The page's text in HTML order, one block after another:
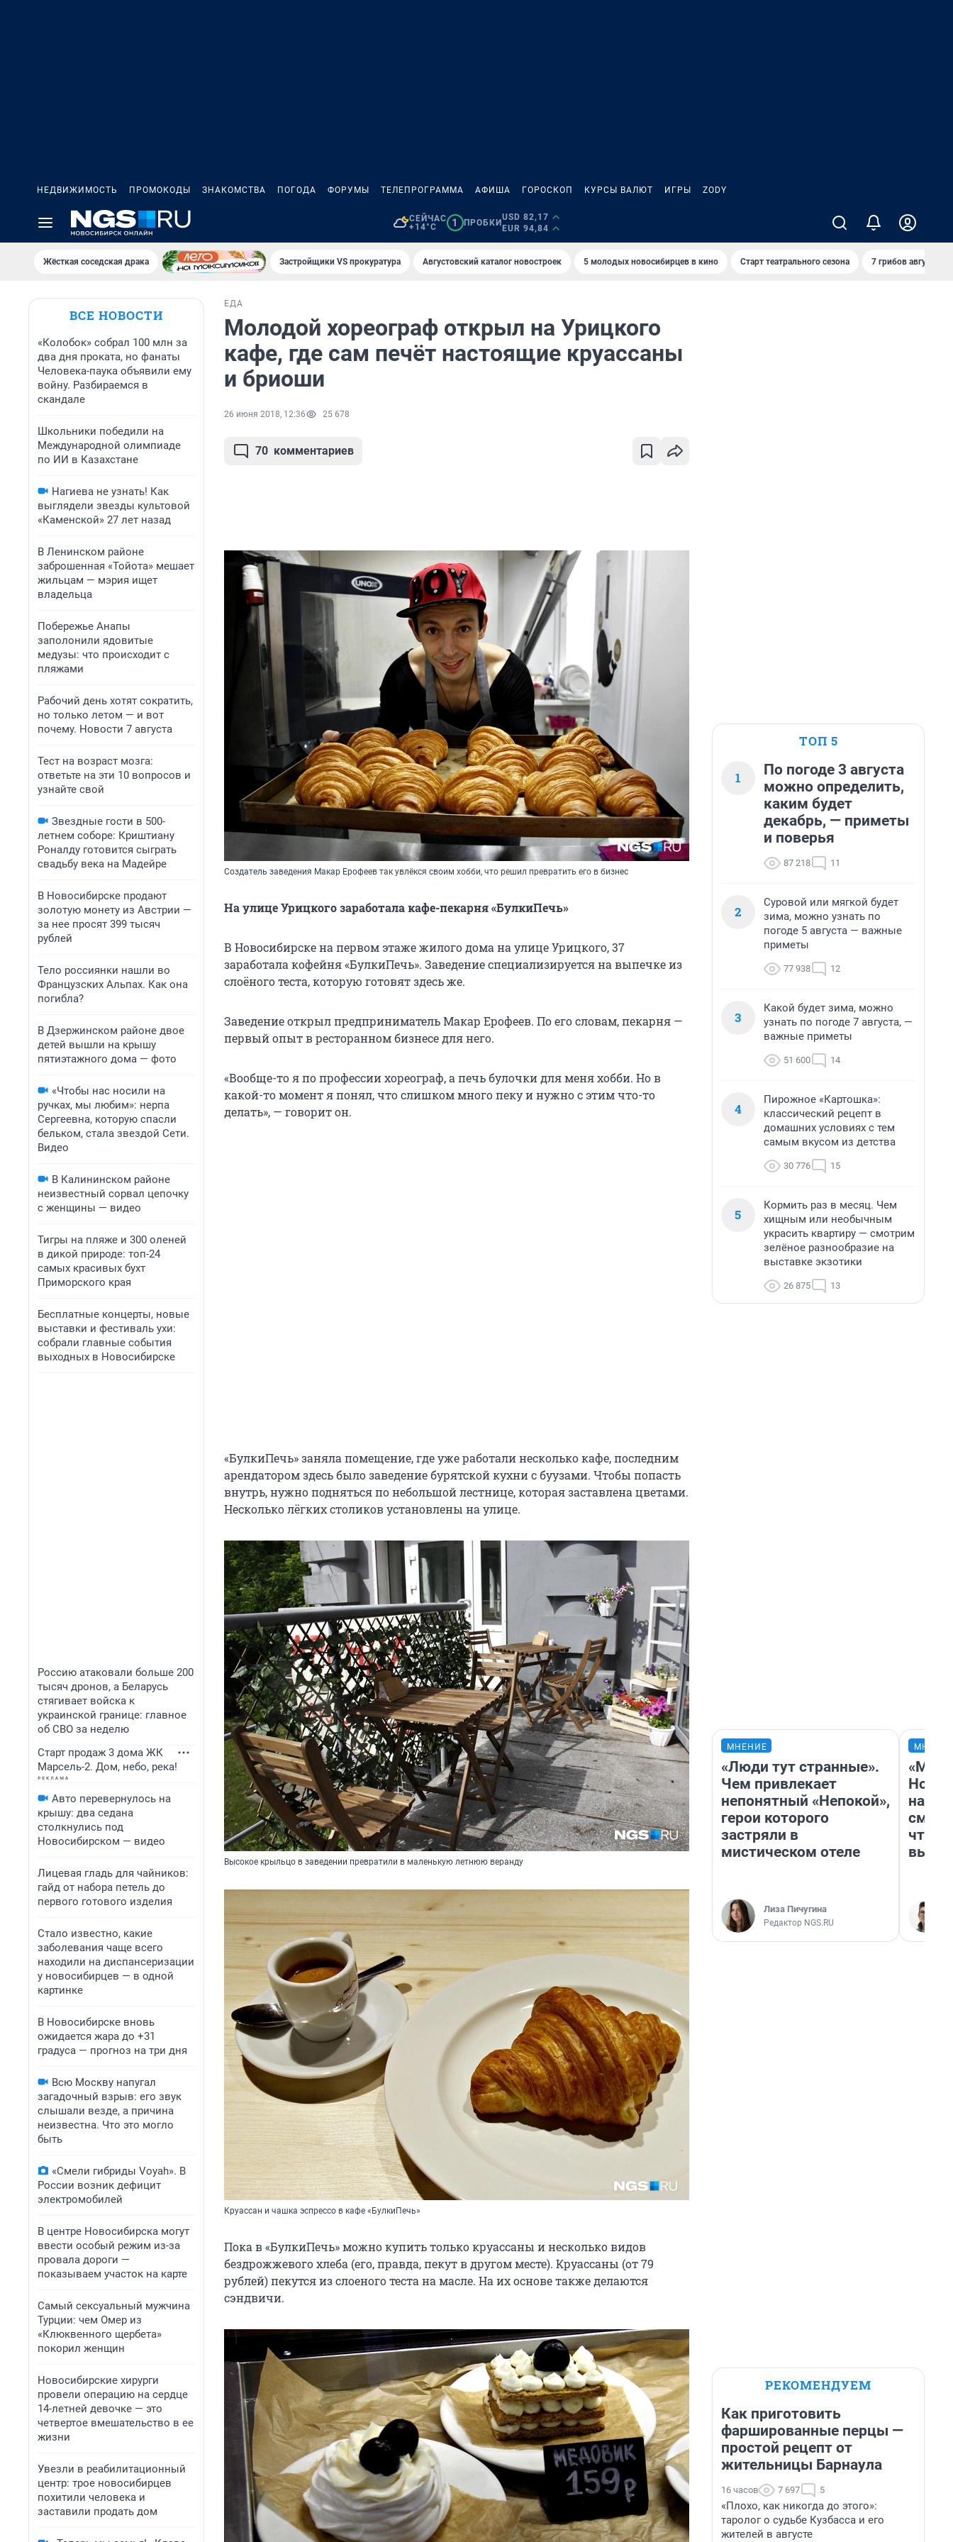
НЕДВИЖИМОСТЬ ПРОМОКОДЫ ЗНАКОМСТВА ПОГОДА ФОРУМЫ ТЕЛЕПРОГРАММА АФИША ГОРОСКОП КУРСЫ ВАЛЮТ ИГРЫ ZODY
СЕЙЧАС
+14°C
1 ПРОБКИ
USD 82,17
EUR 94,84
Жёсткая соседская драка Застройщики VS прокуратура Августовский каталог новостроек 5 молодых новосибирцев в кино Старт театрального сезона 7 грибов августа
ВСЕ НОВОСТИ
«Колобок» собрал 100 млн за
два дня проката, но фанаты
Человека-паука объявили ему
войну. Разбираемся в
скандале
Школьники победили на
Международной олимпиаде
по ИИ в Казахстане
Нагиева не узнать! Как
выглядели звезды культовой
«Каменской» 27 лет назад
В Ленинском районе
заброшенная «Тойота» мешает
жильцам — мэрия ищет
владельца
Побережье Анапы
заполонили ядовитые
медузы: что происходит с
пляжами
Рабочий день хотят сократить,
но только летом — и вот
почему. Новости 7 августа
Тест на возраст мозга:
ответьте на эти 10 вопросов и
узнайте свой
Звездные гости в 500-
летнем соборе: Криштиану
Роналду готовится сыграть
свадьбу века на Мадейре
В Новосибирске продают
золотую монету из Австрии —
за нее просят 399 тысяч
рублей
Тело россиянки нашли во
Французских Альпах. Как она
погибла?
В Дзержинском районе двое
детей вышли на крышу
пятиэтажного дома — фото
«Чтобы нас носили на
ручках, мы любим»: нерпа
Сергеевна, которую спасли
бельком, стала звездой Сети.
Видео
В Калининском районе
неизвестный сорвал цепочку
с женщины — видео
Тигры на пляже и 300 оленей
в дикой природе: топ-24
самых красивых бухт
Приморского края
Бесплатные концерты, новые
выставки и фестиваль ухи:
собрали главные события
выходных в Новосибирске
Россию атаковали больше 200
тысяч дронов, а Беларусь
стягивает войска к
украинской границе: главное
об СВО за неделю
Старт продаж 3 дома ЖК
Марсель-2. Дом, небо, река!
Авто перевернулось на
крышу: два седана
столкнулись под
Новосибирском — видео
Лицевая гладь для чайников:
гайд от набора петель до
первого готового изделия
Стало известно, какие
заболевания чаще всего
находили на диспансеризации
у новосибирцев — в одной
картинке
В Новосибирске вновь
ожидается жара до +31
градуса — прогноз на три дня
Всю Москву напугал
загадочный взрыв: его звук
слышали везде, а причина
неизвестна. Что это могло
быть
«Смели гибриды Voyah». В
России возник дефицит
электромобилей
В центре Новосибирска могут
ввести особый режим из-за
провала дороги —
показываем участок на карте
Самый сексуальный мужчина
Турции: чем Омер из
«Клюквенного щербета»
покорил женщин
Новосибирские хирурги
провели операцию на сердце
14-летней девочке — это
четвертое вмешательство в ее
жизни
Увезли в реабилитационный
центр: трое новосибирцев
похитили человека и
заставили продать дом
ЕДА
Молодой хореограф открыл на Урицкого
кафе, где сам печёт настоящие круассаны
и бриоши
26 июня 2018, 12:36 25 678
70 комментариев
Создатель заведения Макар Ерофеев так увлёкся своим хобби, что решил превратить его в бизнес
На улице Урицкого заработала кафе-пекарня «БулкиПечь»
В Новосибирске на первом этаже жилого дома на улице Урицкого, 37
заработала кофейня «БулкиПечь». Заведение специализируется на выпечке из
слоёного теста, которую готовят здесь же.
Заведение открыл предприниматель Макар Ерофеев. По его словам, пекарня —
первый опыт в ресторанном бизнесе для него.
«Вообще-то я по профессии хореограф, а печь булочки для меня хобби. Но в
какой-то момент я понял, что слишком много пеку и нужно с этим что-то
делать», — говорит он.
«БулкиПечь» заняла помещение, где уже работали несколько кафе, последним
арендатором здесь было заведение бурятской кухни с буузами. Чтобы попасть
внутрь, нужно подняться по небольшой лестнице, которая заставлена цветами.
Несколько лёгких столиков установлены на улице.
Высокое крыльцо в заведении превратили в маленькую летнюю веранду
Круассан и чашка эспрессо в кафе «БулкиПечь»
Пока в «БулкиПечь» можно купить только круассаны и несколько видов
бездрожжевого хлеба (его, правда, пекут в другом месте). Круассаны (от 79
рублей) пекутся из слоеного теста на масле. На их основе также делаются
сэндвичи.
ТОП 5
1
По погоде 3 августа
можно определить,
каким будет
декабрь, — приметы
и поверья
87 218 11
2
Суровой или мягкой будет
зима, можно узнать по
погоде 5 августа — важные
приметы
77 938 12
3
Какой будет зима, можно
узнать по погоде 7 августа, —
важные приметы
51 600 14
4
Пирожное «Картошка»:
классический рецепт в
домашних условиях с тем
самым вкусом из детства
30 776 15
5
Кормить раз в месяц. Чем
хищным или необычным
украсить квартиру — смотрим
зелёное разнообразие на
выставке экзотики
26 875 13
МНЕНИЕ
«Люди тут странные».
Чем привлекает
непонятный «Непокой»,
герои которого
застряли в
мистическом отеле
Лиза Пичугина
Редактор NGS.RU
«Мы
РЕКОМЕНДУЕМ
Как приготовить
фаршированные перцы —
простой рецепт от
жительницы Барнаула
16 часов 7 697 5
«Плохо, как никогда до этого»:
таролог о судьбе Кузбасса и его
жителей в августе